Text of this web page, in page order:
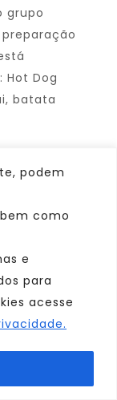
podem
como
e
para
acesse
grupo
Hot Dog
batata
e